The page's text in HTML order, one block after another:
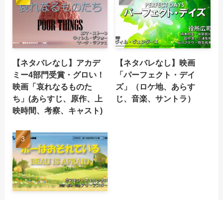
【ネタバレなし】アカデ
ミー4部門受賞・グロい！
映画「哀れなるものた
ち」(あらすじ、原作、上
映時間、考察、キャスト)
【ネタバレなし】映画
「パーフェクト・デイ
ズ」（ロケ地、あらす
じ、音楽、サントラ）